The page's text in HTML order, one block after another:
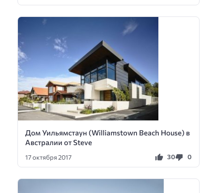
Дом Уильямстаун (Williamstown Beach House) в
Австралии от Steve
17 октября 2017 30 0